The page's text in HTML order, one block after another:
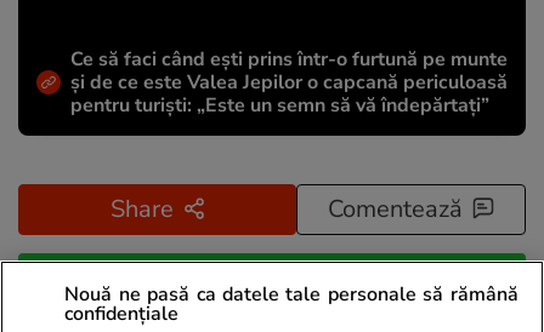
Ce să faci când ești prins într-o furtună pe munte
și de ce este Valea Jepilor o capcană periculoasă
pentru turiști: „Este un semn să vă îndepărtați”
Share Comentează
Abonați-vă la canalul Libertatea de WhatsApp pentru
Nouă ne pasă ca datele tale personale să rămână
confidențiale